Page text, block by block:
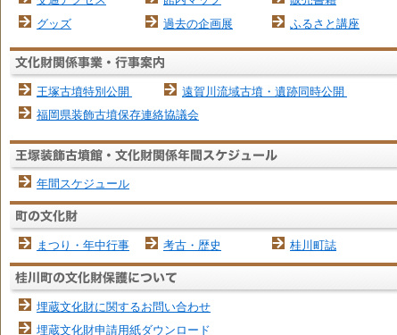
グッズ
過去の企画展 ふるさと講座
王塚古墳特別公開
遠賀川流域古墳・遺跡同時公開
福岡県装飾古墳保存連絡協議会
年間スケジュール
まつり・年中行事 考古・歴史 桂川町誌
埋蔵文化財に関するお問い合わせ
埋蔵文化財申請用紙ダウンロード